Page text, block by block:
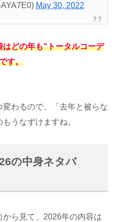
May 30, 2022
どの年も“トータルコーデ
す。
わるので、「去年と被らな
うなずけますね。
の中身ネタバ
ら見て、2026年の内容は